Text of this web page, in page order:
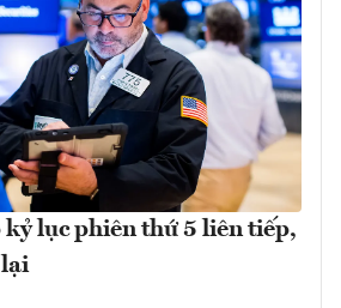
kỷ lục phiên thứ 5 liên tiếp,
lại